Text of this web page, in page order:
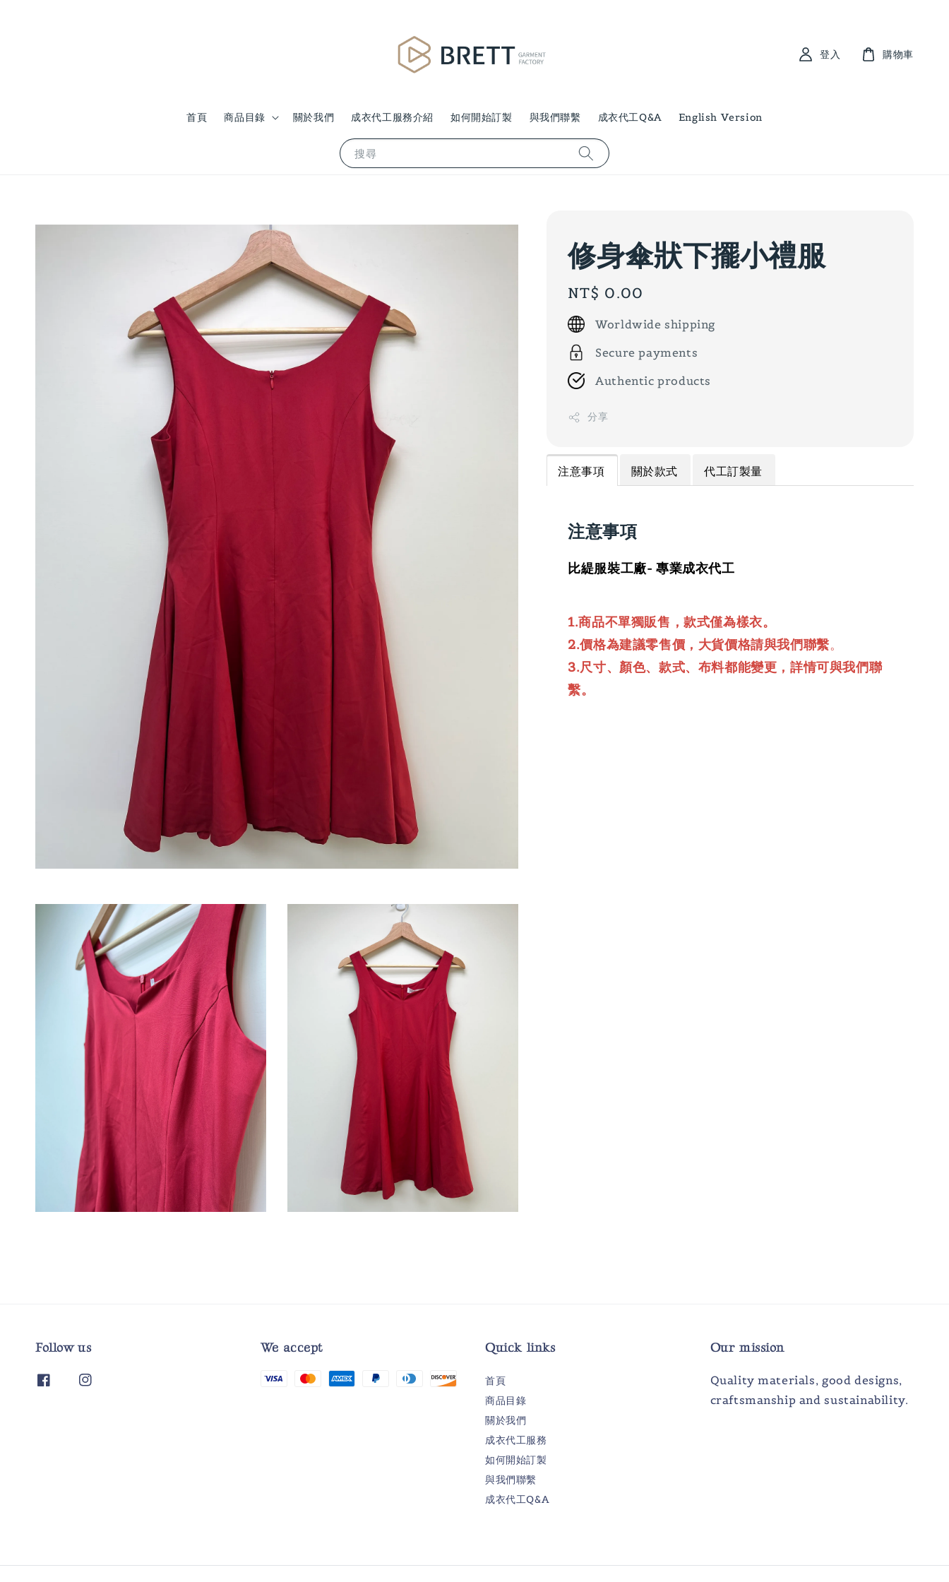
搜尋
首頁 商品目錄 關於我們 成衣代工服務介紹 如何開始訂製 與我們聯繫 成衣代工Q&A English Version
登入 購物車
修身傘狀下擺小禮服
Regular
price
NT$ 0.00
Worldwide shipping
Secure payments
Authentic products
分享
注意事項 關於款式 代工訂製量
注意事項
比緹服裝工廠- 專業成衣代工
1.商品不單獨販售，款式僅為樣衣。
2.價格為建議零售價，大貨價格請與我們聯繫。
3.尺寸、顏色、款式、布料都能變更，詳情可與我們聯
繫。
Follow us We accept Quick links
首頁
商品目錄
關於我們
成衣代工服務
如何開始訂製
與我們聯繫
成衣代工Q&A
Our mission
Quality materials, good designs,
craftsmanship and sustainability.